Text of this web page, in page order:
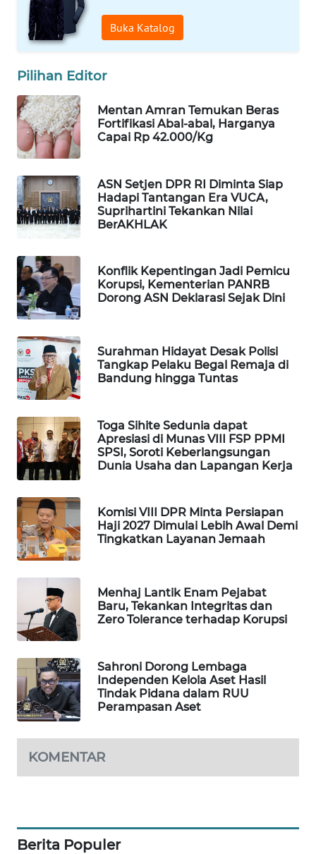
Buka Katalog
Pilihan Editor
Mentan Amran Temukan Beras
Fortifikasi Abal-abal, Harganya
Capai Rp 42.000/Kg
ASN Setjen DPR RI Diminta Siap
Hadapi Tantangan Era VUCA,
Suprihartini Tekankan Nilai
BerAKHLAK
Konflik Kepentingan Jadi Pemicu
Korupsi, Kementerian PANRB
Dorong ASN Deklarasi Sejak Dini
Surahman Hidayat Desak Polisi
Tangkap Pelaku Begal Remaja di
Bandung hingga Tuntas
Toga Sihite Sedunia dapat
Apresiasi di Munas VIII FSP PPMI
SPSI, Soroti Keberlangsungan
Dunia Usaha dan Lapangan Kerja
Komisi VIII DPR Minta Persiapan
Haji 2027 Dimulai Lebih Awal Demi
Tingkatkan Layanan Jemaah
Menhaj Lantik Enam Pejabat
Baru, Tekankan Integritas dan
Zero Tolerance terhadap Korupsi
Sahroni Dorong Lembaga
Independen Kelola Aset Hasil
Tindak Pidana dalam RUU
Perampasan Aset
KOMENTAR
Berita Populer
WAHANA
INFRASTRUKTUR
WAHANA
WAHANA
LISTRIK
WAHANA
TRAVEL
WAHANA
WAHANANEWS
WAHANANEWS
CO ID
WAHANANEWS
NET
WAHANA
SPORT
UMKM
WAHANA
SELEB
WAHANA
PERSONA
OTOMOTIF
WAHANA
HEALTH
WAHANA
WAHANA